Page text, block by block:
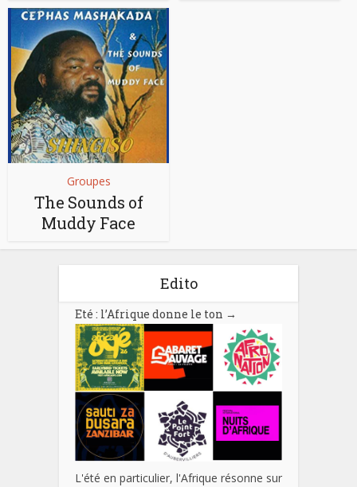
Groupes
The Sounds of
Muddy Face
Edito
Eté : l’Afrique donne le ton →
L'été en particulier, l'Afrique résonne sur